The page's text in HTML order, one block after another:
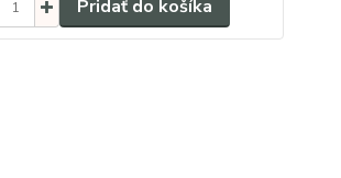
Pridať do košíka